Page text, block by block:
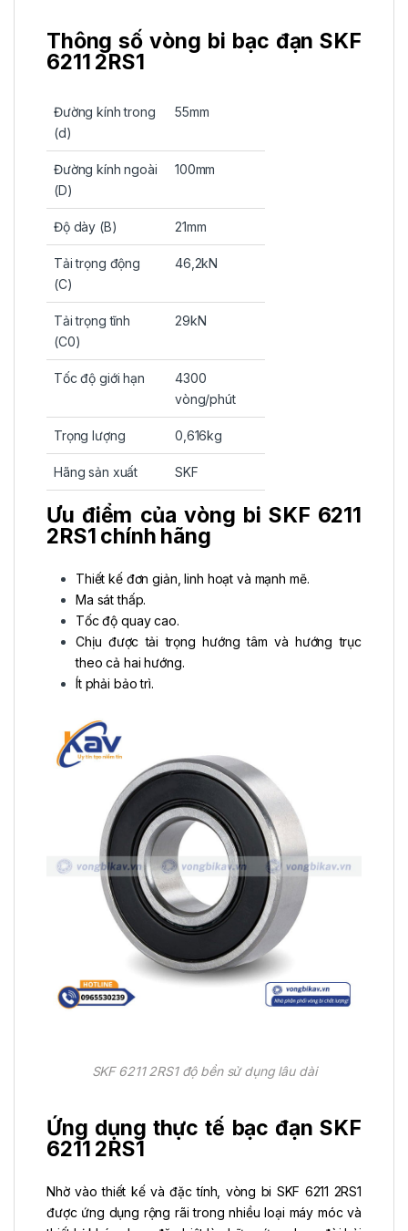
Thông số vòng bi bạc đạn SKF
6211 2RS1
Đường kính trong
(d)
55mm
Đường kính ngoài
(D)
100mm
Độ dày (B) 21mm
Tải trọng động
(C)
46,2kN
Tải trọng tĩnh
(C0)
29kN
Tốc độ giới hạn
4300
vòng/phút
Trọng lượng 0,616kg
Hãng sản xuất SKF
Ưu điểm của vòng bi SKF 6211
2RS1 chính hãng
Thiết kế đơn giản, linh hoạt và mạnh mẽ.
Ma sát thấp.
Tốc độ quay cao.
Chịu được tải trọng hướng tâm và hướng trục
theo cả hai hướng.
Ít phải bảo trì.
SKF 6211 2RS1 độ bền sử dụng lâu dài
Ứng dụng thực tế bạc đạn SKF
6211 2RS1
Nhờ vào thiết kế và đặc tính, vòng bi SKF 6211 2RS1
được ứng dụng rộng rãi trong nhiều loại máy móc và